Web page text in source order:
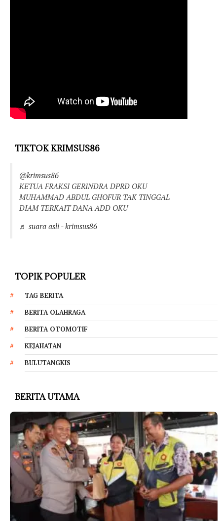
TIKTOK KRIMSUS86
@krimsus86
KETUA FRAKSI GERINDRA DPRD OKU
MUHAMMAD ABDUL GHOFUR TAK TINGGAL
DIAM TERKAIT DANA ADD OKU
♬ suara asli - krimsus86
TOPIK POPULER
TAG BERITA
BERITA OLAHRAGA
BERITA OTOMOTIF
KEJAHATAN
BULUTANGKIS
BERITA UTAMA